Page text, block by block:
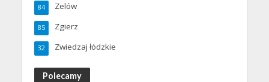
Zelów
84
Zgierz
85
Zwiedzaj łódzkie
32
Polecamy